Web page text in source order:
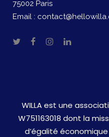
75002 Paris
Email :
WILLA est une
W751163018 dont la
d’égalité